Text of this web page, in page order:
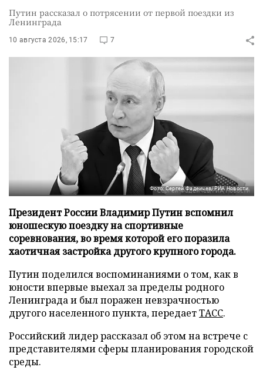
Путин рассказал о потрясении от первой поездки из
Ленинграда
10 августа 2026, 15:17 7
Фото: Сергей Фадеичев/РИА Новости
Президент России Владимир Путин вспомнил
юношескую поездку на спортивные
соревнования, во время которой его поразила
хаотичная застройка другого крупного города.
Путин поделился воспоминаниями о том, как в
юности впервые выехал за пределы родного
Ленинграда и был поражен невзрачностью
другого населенного пункта, передаетТАСС.
Российский лидер рассказал об этом на встрече с
представителями сферы планирования городской
среды.